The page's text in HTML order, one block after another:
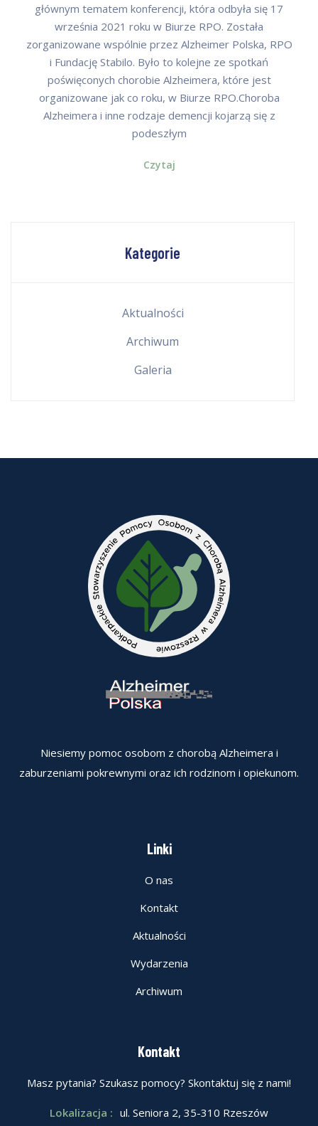
głównym tematem konferencji, która odbyła się 17
września 2021 roku w Biurze RPO. Została
zorganizowane wspólnie przez Alzheimer Polska, RPO
i Fundację Stabilo. Było to kolejne ze spotkań
poświęconych chorobie Alzheimera, które jest
organizowane jak co roku, w Biurze RPO.Choroba
Alzheimera i inne rodzaje demencji kojarzą się z
podeszłym
Czytaj
Kategorie
Aktualności
Archiwum
Galeria
Niesiemy pomoc osobom z chorobą Alzheimera i
zaburzeniami pokrewnymi oraz ich rodzinom i opiekunom.
Linki
O nas
Kontakt
Aktualności
Wydarzenia
Archiwum
Kontakt
Masz pytania? Szukasz pomocy? Skontaktuj się z nami!
Lokalizacja : ul. Seniora 2, 35-310 Rzeszów